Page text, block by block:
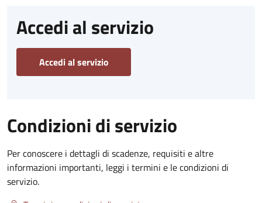
Accedi al servizio
Accedi al servizio
Condizioni di servizio
Per conoscere i dettagli di scadenze, requisiti e altre
informazioni importanti, leggi i termini e le condizioni di
servizio.